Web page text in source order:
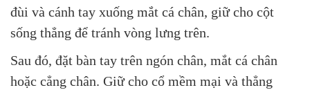
đùi và cánh tay xuống mắt cá chân, giữ cho cột
sống thẳng để tránh vòng lưng trên.
Sau đó, đặt bàn tay trên ngón chân, mắt cá chân
hoặc cẳng chân. Giữ cho cổ mềm mại và thẳng